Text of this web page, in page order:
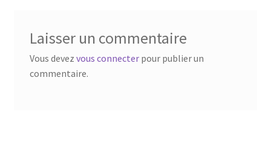
Laisser un commentaire
Vous devez vous connecterpour publier un
commentaire.